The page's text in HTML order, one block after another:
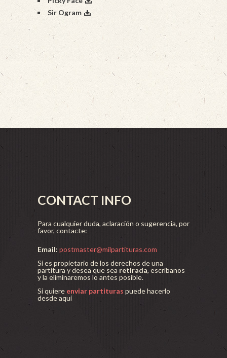
Sir Ogram
CONTACT INFO
Para cualquier duda, aclaración o sugerencia, por
favor, contacte:
Email: postmaster@milpartituras.com
Si es propietario de los derechos de una
partitura y desea que sea retirada, escríbanos
y la eliminaremos lo antes posible.
Si quiere enviar partituras puede hacerlo
desde aquí